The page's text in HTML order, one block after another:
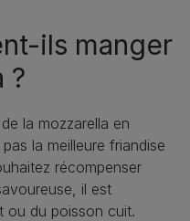
ils manger
?
la mozzarella en
la meilleure friandise
récompenser
il est
ou du poisson cuit.